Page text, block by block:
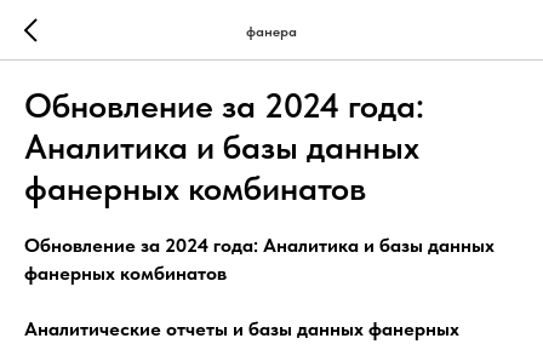
фанера
Обновление за 2024 года:
Аналитика и базы данных
фанерных комбинатов
Обновление за 2024 года: Аналитика и базы данных
фанерных комбинатов
Аналитические отчеты и базы данных фанерных